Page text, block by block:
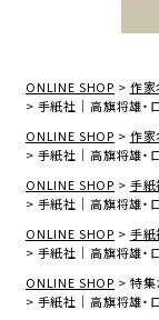
ONLINE SHOP 作家
手紙社｜高旗将雄・
ONLINE SHOP
作家
手紙社｜高旗将雄・
ONLINE SHOP
手紙
手紙社｜高旗将雄・
ONLINE SHOP
手紙
手紙社｜高旗将雄・
ONLINE SHOP
特集
手紙社｜高旗将雄・